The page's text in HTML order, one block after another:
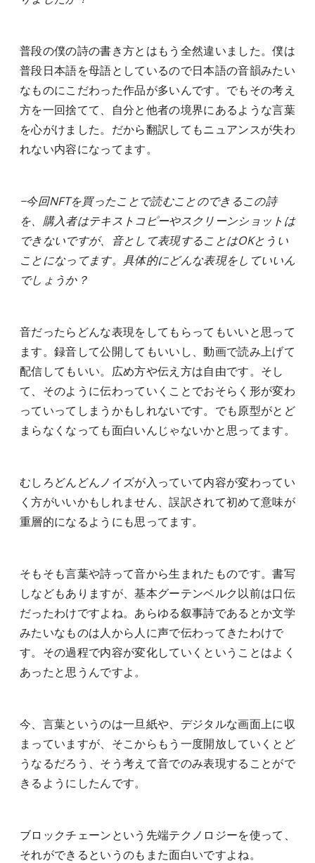
普段の僕の詩の書き方とはもう全然違いました。僕は
普段日本語を母語としているので日本語の音韻みたい
なものにこだわった作品が多いんです。でもその考え
方を一回捨てて、自分と他者の境界にあるような言葉
を心がけました。だから翻訳してもニュアンスが失わ
れない内容になってます。
−今回NFTを買ったことで読むことのできるこの詩
を、購入者はテキストコピーやスクリーンショットは
できないですが、音として表現することはOKとうい
ことになってます。具体的にどんな表現をしていいん
でしょうか？
音だったらどんな表現をしてもらってもいいと思って
ます。録音して公開してもいいし、動画で読み上げて
配信してもいい。広め方や伝え方は自由です。そし
て、そのように伝わっていくことでおそらく形が変わ
っていってしまうかもしれないです。でも原型がとど
まらなくなっても面白いんじゃないかと思ってます。
むしろどんどんノイズが入っていて内容が変わってい
く方がいいかもしれません、誤訳されて初めて意味が
重層的になるようにも思ってます。
そもそも言葉や詩って音から生まれたものです。書写
しなどもありますが、基本グーテンベルク以前は口伝
だったわけですよね。あらゆる叙事詩であるとか文学
みたいなものは人から人に声で伝わってきたわけで
す。その過程で内容が変化していくということはよく
あったと思うんですよ。
今、言葉というのは一旦紙や、デジタルな画面上に収
まっていますが、そこからもう一度開放していくとど
うなるだろう、そう考えて音でのみ表現することがで
きるようにしたんです。
ブロックチェーンという先端テクノロジーを使って、
それができるというのもまた面白いですよね。